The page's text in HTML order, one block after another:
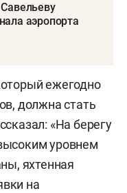
аэропорта
ежегодно
должна стать
«На берегу
уровнем
яхтенная
на